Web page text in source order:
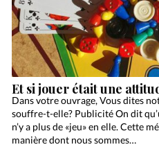
Et si jouer était une
Dans votre ouvrage, Vous dites
souffre-t-elle? Publicité On dit
n’y a plus de «jeu» en elle. Cette
manière dont nous sommes…